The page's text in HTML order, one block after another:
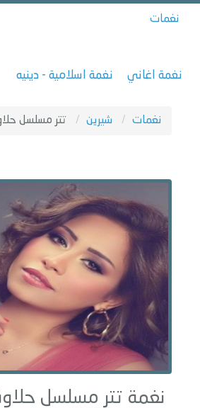
نغمات
نغمة اغاني نغمة اسلامية - دينيه
نغمات شيرين تتر مسلسل
نغمة تتر مسلسل حلاوة